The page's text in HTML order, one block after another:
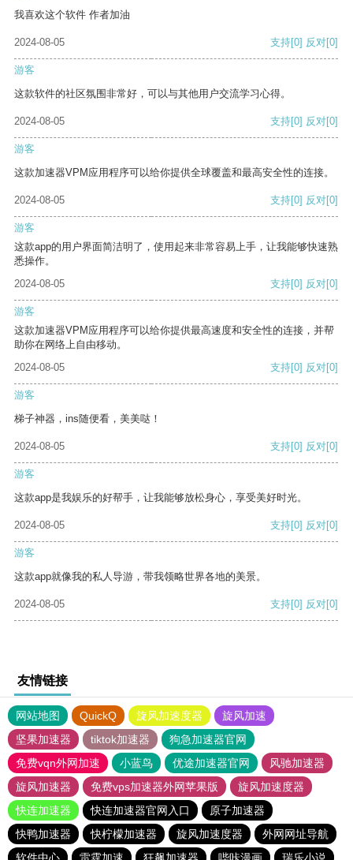
我喜欢这个软件 作者加油
2024-08-05 支持[0] 反对[0]
游客
这款软件的社区氛围非常好，可以与其他用户交流学习心得。
2024-08-05 支持[0] 反对[0]
游客
这款加速器VPM应用程序可以给你提供全球覆盖和最高安全性的连接。
2024-08-05 支持[0] 反对[0]
游客
这款app的用户界面简洁明了，使用起来非常容易上手，让我能够快速熟
悉操作。
2024-08-05
支持[0] 反对[0]
游客
这款加速器VPM应用程序可以给你提供最高速度和安全性的连接，并帮
助你在网络上自由移动。
2024-08-05
支持[0] 反对[0]
游客
梯子神器，ins随便看，美美哒！
2024-08-05 支持[0] 反对[0]
游客
这款app是我娱乐的好帮手，让我能够放松身心，享受美好时光。
2024-08-05 支持[0] 反对[0]
游客
这款app就像我的私人导游，带我领略世界各地的美景。
2024-08-05 支持[0] 反对[0]
友情链接
网站地图 QuickQ 旋风加速度器
旋风加速
坚果加速器
tiktok加速器
狗急加速器官网
免费vqn外网加速
小蓝鸟 优途加速器官网
风驰加速器
旋风加速器
免费vps加速器外网苹果版
旋风加速度器
快连加速器
快连加速器官网入口
原子加速器
快鸭加速器
快柠檬加速器 旋风加速度器
外网网址导航